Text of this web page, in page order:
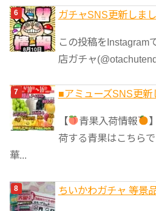
ガチャSNS更新しまし
この投稿をInstagram
店ガチャ
■アミューズSNS更新
【 青果入荷情報
荷する青果はこちら
華...
ちいかわガチャ 等景